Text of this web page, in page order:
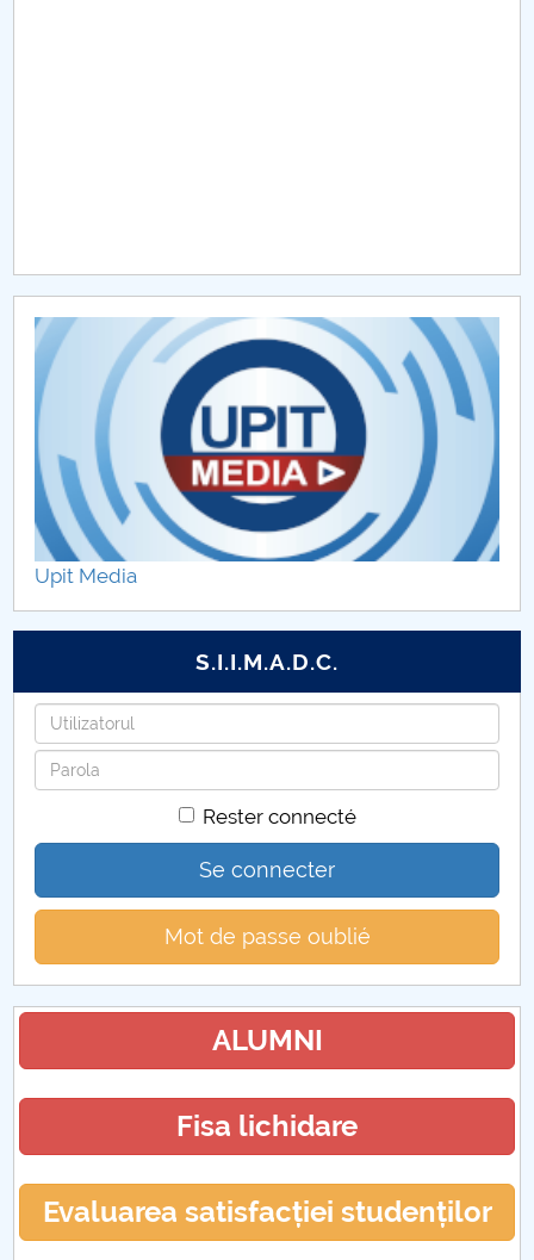
Chestionar angajabilitate ALUMNI – UPB
CAR2026
MENIU CANTINA
Propuneri casări bunuri
BURSE STUDENTI
Conturi bancare in care se pot plati taxele pentru
licenta, masterat, conversie, restante
Upit Media
S.I.I.M.A.D.C.
Identifiant
Mot
de
Rester connecté
Se connecter
Mot de passe oublié
ALUMNI
Fisa lichidare
Evaluarea satisfacției studenților